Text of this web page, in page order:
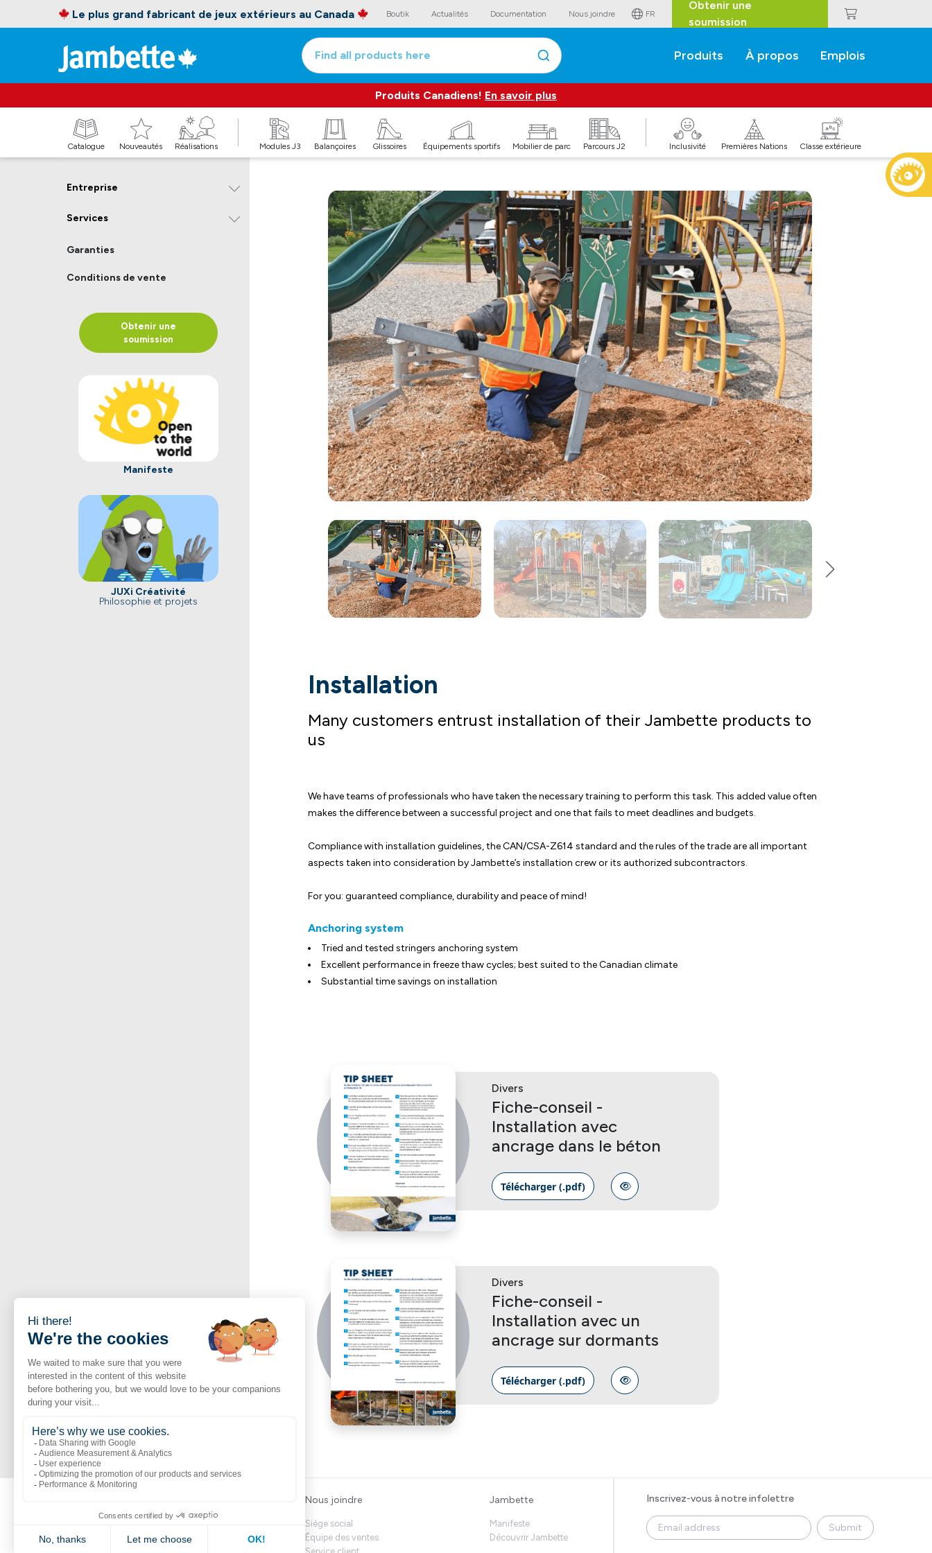
Le plus grand fabricant de jeux extérieurs au Canada Boutik Actualités Documentation Nous joindre FR
Obtenir une
soumission
Find all products here Produits À propos Emplois
Produits Canadiens! En savoir plus
Catalogue Nouveautés Réalisations Modules J3 Balançoires Glissoires Équipements sportifs Mobilier de parc Parcours J2 Inclusivité Premières Nations Classe extérieure
Entreprise
Services
Garanties
Conditions de vente
Obtenir une
soumission
Manifeste
JUXi Créativité
Philosophie et projets
Installation
Many customers entrust installation of their Jambette products to
us
We have teams of professionals who have taken the necessary training to perform this task. This added value often
makes the difference between a successful project and one that fails to meet deadlines and budgets.
Compliance with installation guidelines, the CAN/CSA-Z614 standard and the rules of the trade are all important
aspects taken into consideration by Jambette’s installation crew or its authorized subcontractors.
For you: guaranteed compliance, durability and peace of mind!
Anchoring system
Tried and tested stringers anchoring system
Excellent performance in freeze thaw cycles; best suited to the Canadian climate
Substantial time savings on installation
Divers
Fiche-conseil -
Installation avec
ancrage dans le béton
Télécharger (.pdf)
Divers
Fiche-conseil -
Installation avec un
ancrage sur dormants
Télécharger (.pdf)
Volte
Nouveautés
Nous joindre
Siège social
Équipe des ventes
Jambette
Manifeste
Découvrir Jambette
Inscrivez-vous à notre infolettre
Submit